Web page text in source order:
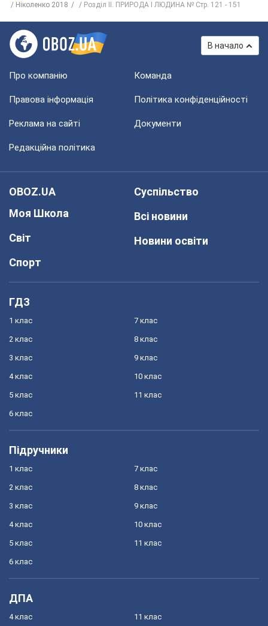
Ніколенко 2018
Розділ II. ПРИРОДА І ЛЮДИНА № Стр. 121 - 151
В начало
Про компанію Команда
Правова інформація Політика конфіденційності
Реклама на сайті Документи
Редакційна політика
OBOZ.UA
Моя Школа
Світ
Спорт
Суспільство
Всі новини
Новини освіти
ГДЗ
1 клас
2 клас
3 клас
4 клас
5 клас
6 клас
7 клас
8 клас
9 клас
10 клас
11 клас
Підручники
1 клас
2 клас
3 клас
4 клас
5 клас
6 клас
7 клас
8 клас
9 клас
10 клас
11 клас
ДПА
4 клас 11 клас